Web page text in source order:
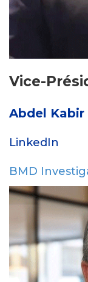
Vice-
Abdel Kabir
LinkedIn
BMD